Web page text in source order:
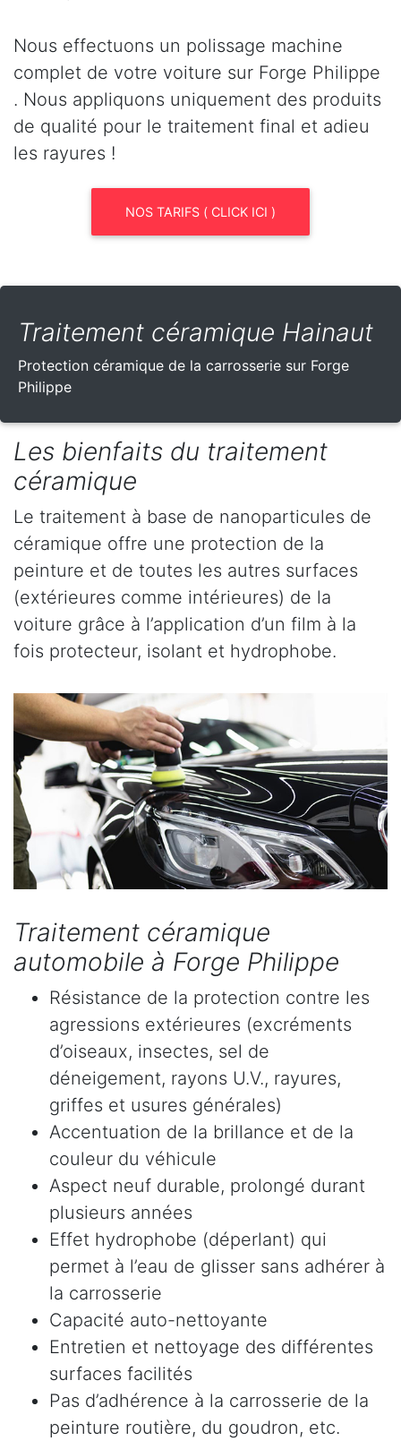
Nous effectuons un polissage machine
complet de votre voiture sur Forge Philippe
. Nous appliquons uniquement des produits
de qualité pour le traitement final et adieu
les rayures !
NOS TARIFS ( CLICK ICI )
Traitement céramique Hainaut
Protection céramique de la carrosserie sur Forge
Philippe
Les bienfaits du traitement
céramique
Le traitement à base de nanoparticules de
céramique offre une protection de la
peinture et de toutes les autres surfaces
(extérieures comme intérieures) de la
voiture grâce à l’application d’un film à la
fois protecteur, isolant et hydrophobe.
Traitement céramique
automobile à Forge Philippe
Résistance de la protection contre les
agressions extérieures (excréments
d’oiseaux, insectes, sel de
déneigement, rayons U.V., rayures,
griffes et usures générales)
Accentuation de la brillance et de la
couleur du véhicule
Aspect neuf durable, prolongé durant
plusieurs années
Effet hydrophobe (déperlant) qui
permet à l’eau de glisser sans adhérer à
la carrosserie
Capacité auto-nettoyante
Entretien et nettoyage des différentes
surfaces facilités
Pas d’adhérence à la carrosserie de la
peinture routière, du goudron, etc.